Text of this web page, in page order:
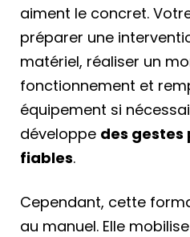
aiment le concret.
préparer une
matériel, réaliser un
fonctionnement et
équipement si
développe des gestes
fiables.
Cependant, cette
au manuel. Elle